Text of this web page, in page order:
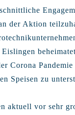
der Aktion
Corona
Speisen zu
aktuell vor sehr